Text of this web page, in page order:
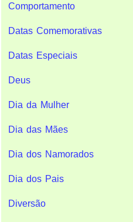
Comportamento
Datas Comemorativas
Datas Especiais
Deus
Dia da Mulher
Dia das Mães
Dia dos Namorados
Dia dos Pais
Diversão